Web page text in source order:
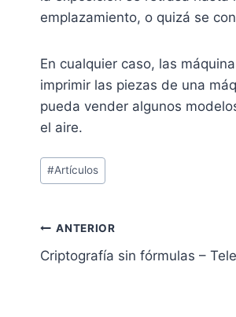
emplazamiento, o quizá se
En cualquier caso, las
imprimir las piezas de una
pueda vender algunos
el aire.
Etiquetas
de
entrada:
#Artículos
Navegación
de
ANTERIOR
Criptografía sin fórmulas –